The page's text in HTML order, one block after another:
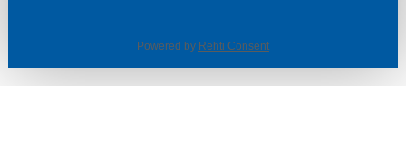
Powered by Rehti Consent